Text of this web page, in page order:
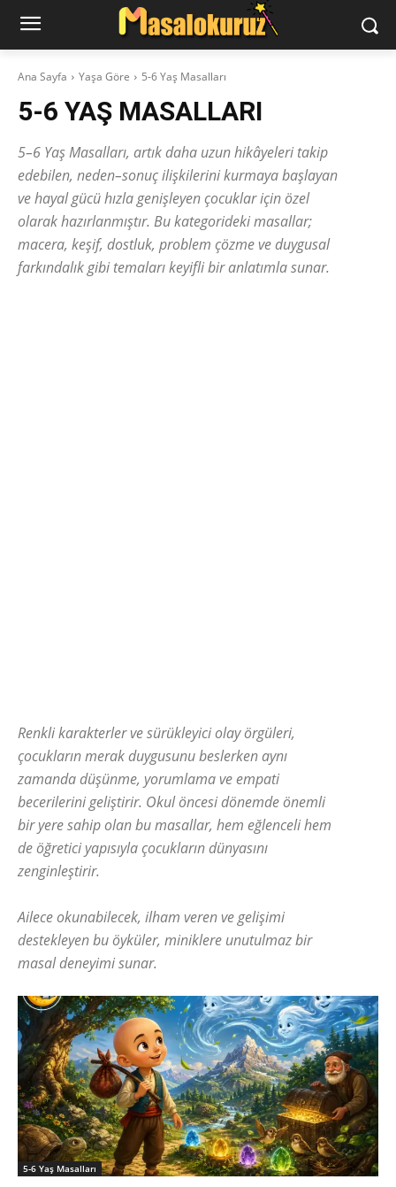
Ana Sayfa Yaşa Göre 5-6 Yaş Masalları
5-6 YAŞ MASALLARI
5–6 Yaş Masalları, artık daha uzun hikâyeleri takip
edebilen, neden–sonuç ilişkilerini kurmaya başlayan
ve hayal gücü hızla genişleyen çocuklar için özel
olarak hazırlanmıştır. Bu kategorideki masallar;
macera, keşif, dostluk, problem çözme ve duygusal
farkındalık gibi temaları keyifli bir anlatımla sunar.
Renkli karakterler ve sürükleyici olay örgüleri,
çocukların merak duygusunu beslerken aynı
zamanda düşünme, yorumlama ve empati
becerilerini geliştirir. Okul öncesi dönemde önemli
bir yere sahip olan bu masallar, hem eğlenceli hem
de öğretici yapısıyla çocukların dünyasını
zenginleştirir.
Ailece okunabilecek, ilham veren ve gelişimi
destekleyen bu öyküler, miniklere unutulmaz bir
masal deneyimi sunar.
5-6 Yaş Masalları